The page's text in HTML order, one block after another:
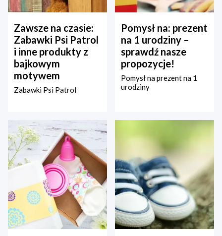
Zawsze na czasie:
Zabawki Psi Patrol
i inne produkty z
bajkowym
motywem
Zabawki Psi Patrol
Pomysł na: prezent
na 1 urodziny –
sprawdź nasze
propozycje!
Pomysł na prezent na 1
urodziny